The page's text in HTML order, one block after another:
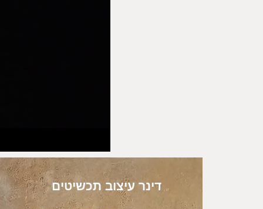
דינר עיצוב תכשיטים